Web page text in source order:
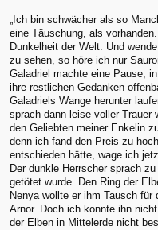
„Ich bin schwächer als so
eine Täuschung, als
Dunkelheit der Welt. Und
zu sehen, so höre ich nur
Galadriel machte eine Pause,
ihre restlichen Gedanken
Galadriels Wange herunter
sprach dann leise voller Trauer
den Geliebten meiner Enkelin
denn ich fand den Preis zu
entschieden hätte, wage ich
Der dunkle Herrscher sprach
getötet wurde. Den Ring der
Nenya wollte er ihm Tausch
Arnor. Doch ich konnte ihn
der Elben in Mittelerde nicht